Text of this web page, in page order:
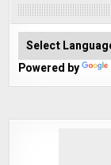
Powered by